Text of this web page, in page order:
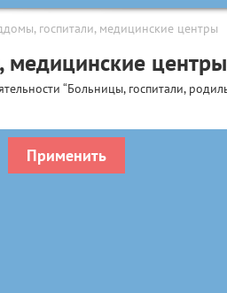
госпитали, медицинские центры
медицинские
“Больницы, госпитали,
Применить